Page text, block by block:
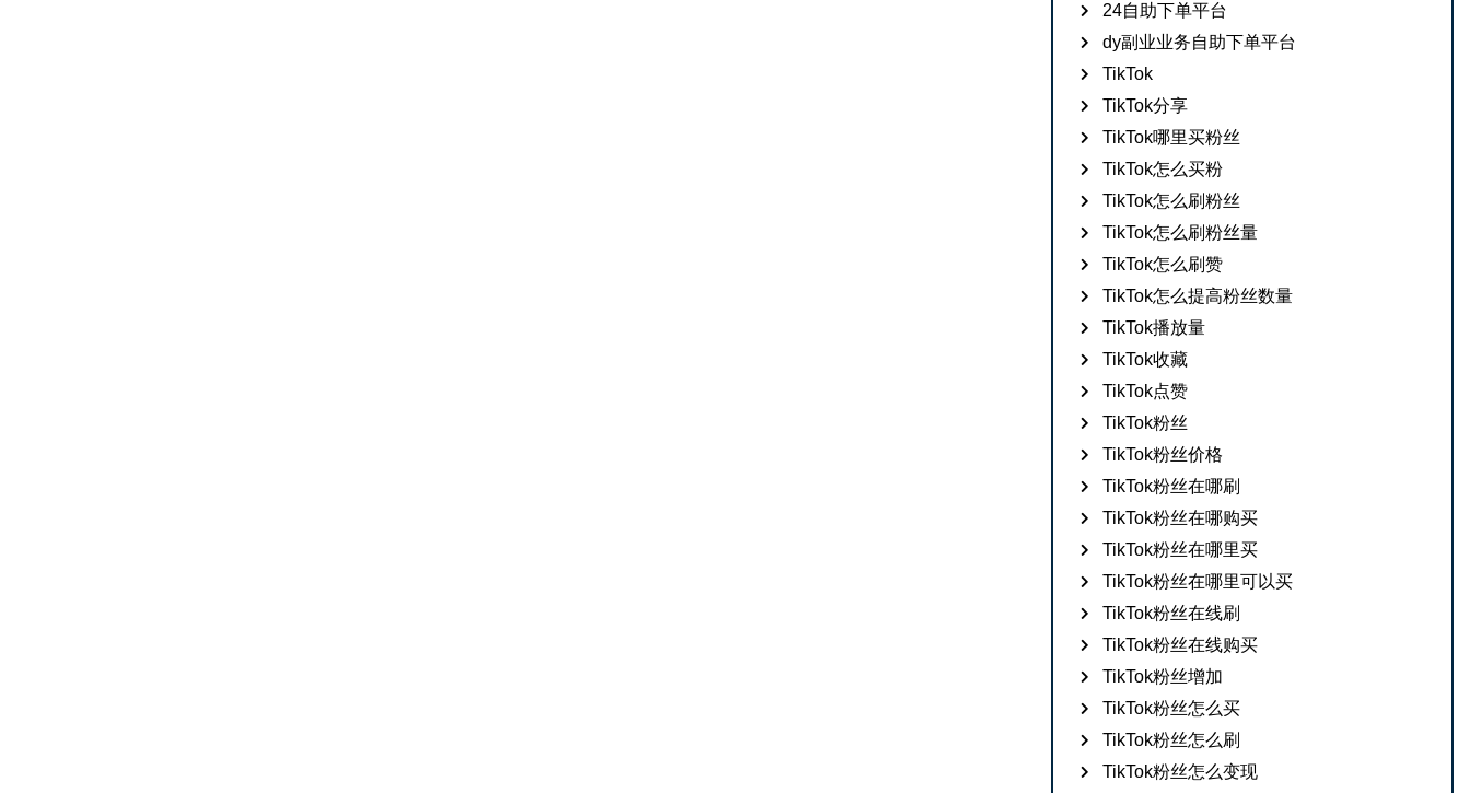
24自助下单平台
dy副业业务自助下单平台
TikTok
TikTok分享
TikTok哪里买粉丝
TikTok怎么买粉
TikTok怎么刷粉丝
TikTok怎么刷粉丝量
TikTok怎么刷赞
TikTok怎么提高粉丝数量
TikTok播放量
TikTok收藏
TikTok点赞
TikTok粉丝
TikTok粉丝价格
TikTok粉丝在哪刷
TikTok粉丝在哪购买
TikTok粉丝在哪里买
TikTok粉丝在哪里可以买
TikTok粉丝在线刷
TikTok粉丝在线购买
TikTok粉丝增加
TikTok粉丝怎么买
TikTok粉丝怎么刷
TikTok粉丝怎么变现